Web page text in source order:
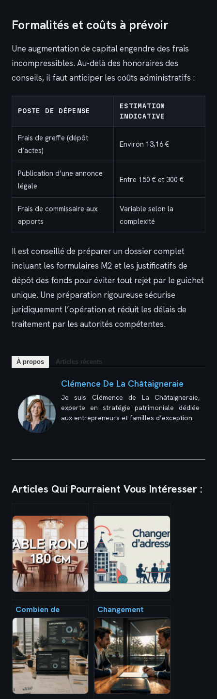
Formalités et coûts à prévoir
Une augmentation de capital engendre des frais
incompressibles. Au-delà des honoraires des
conseils, il faut anticiper les coûts administratifs :
POSTE DE DÉPENSE
ESTIMATION
INDICATIVE
Frais de greffe (dépôt
d’actes)
Environ 13,16 €
Publication d’une annonce
légale
Entre 150 € et 300 €
Frais de commissaire aux
apports
Variable selon la
complexité
Il est conseillé de préparer un dossier complet
incluant les formulaires M2 et les justificatifs de
dépôt des fonds pour éviter tout rejet par le guichet
unique. Une préparation rigoureuse sécurise
juridiquement l’opération et réduit les délais de
traitement par les autorités compétentes.
À propos Articles récents
Clémence De La Châtaigneraie
Je suis Clémence de La Châtaigneraie,
experte en stratégie patrimoniale dédiée
aux entrepreneurs et familles d’exception.
Articles Qui Pourraient Vous Intéresser :
Combien de
personnes autour
d’une table ronde
180 cm ? le guide
pratique
Changement
d’adresse d’une sci
: démarches, coûts
et pièges à éviter